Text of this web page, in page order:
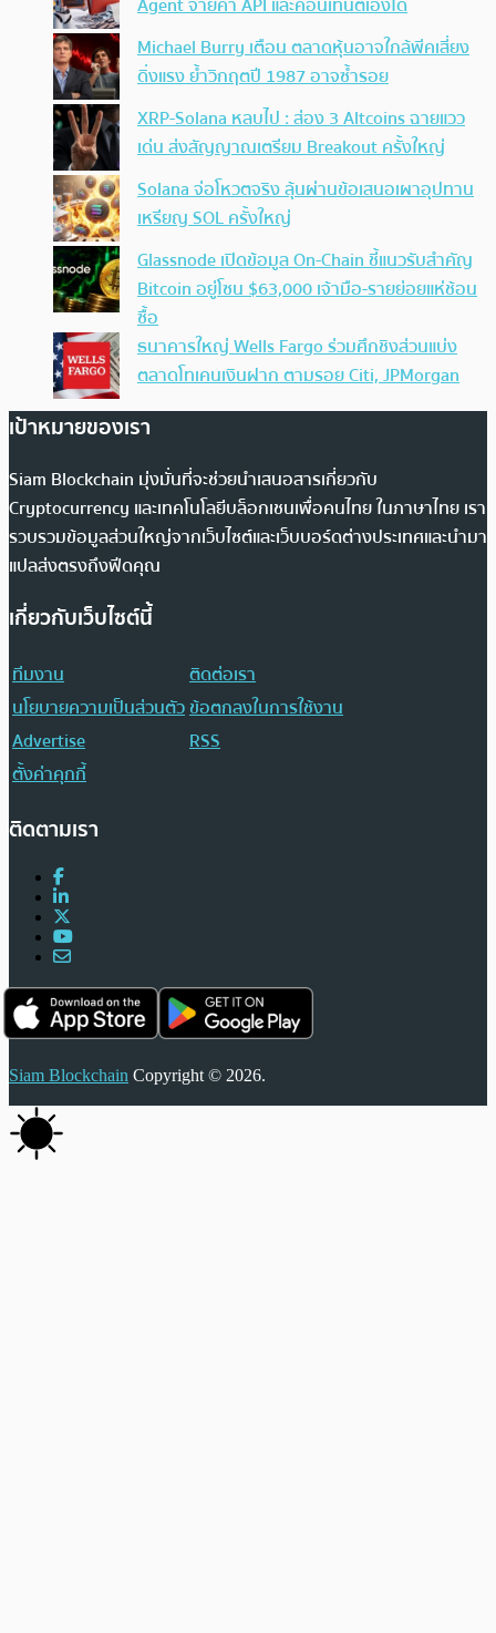
Michael Burry เตือน ตลาดหุ้นอาจใกล้พีคเสี่ยง
ดิ่งแรง ย้ำวิกฤตปี 1987 อาจซ้ำรอย
XRP-Solana หลบไป : ส่อง 3 Altcoins ฉายแวว
เด่น ส่งสัญญาณเตรียม Breakout ครั้งใหญ่
Solana จ่อโหวตจริง ลุ้นผ่านข้อเสนอเผาอุปทาน
เหรียญ SOL ครั้งใหญ่
Glassnode เปิดข้อมูล On-Chain ชี้แนวรับสำคัญ
Bitcoin อยู่โซน $63,000 เจ้ามือ-รายย่อยแห่ช้อน
ซื้อ
ธนาคารใหญ่ Wells Fargo ร่วมศึกชิงส่วนแบ่ง
ตลาดโทเคนเงินฝาก ตามรอย Citi, JPMorgan
เป้าหมายของเรา
Siam Blockchain มุ่งมั่นที่จะช่วยนำเสนอสารเกี่ยวกับ
Cryptocurrency และเทคโนโลยีบล็อกเชนเพื่อคนไทย ในภาษาไทย เรา
รวบรวมข้อมูลส่วนใหญ่จากเว็บไซต์และเว็บบอร์ดต่างประเทศและนำมา
แปลส่งตรงถึงฟีดคุณ
เกี่ยวกับเว็บไซต์นี้
ทีมงาน
ติดต่อเรา
นโยบายความเป็นส่วนตัวข้อตกลงในการใช้งาน
Advertise
RSS
ตั้งค่าคุกกี้
ติดตามเรา
Siam Blockchain Copyright © 2026.